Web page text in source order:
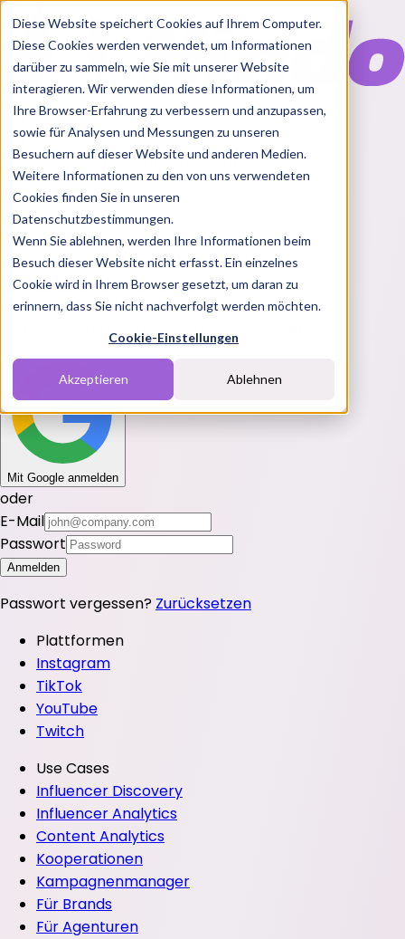
Diese Website speichert Cookies auf Ihrem Computer.
Diese Cookies werden verwendet, um Informationen
darüber zu sammeln, wie Sie mit unserer Website
interagieren. Wir verwenden diese Informationen, um
Ihre Browser-Erfahrung zu verbessern und anzupassen,
sowie für Analysen und Messungen zu unseren
Besuchern auf dieser Website und anderen Medien.
Weitere Informationen zu den von uns verwendeten
Cookies finden Sie in unseren
Datenschutzbestimmungen.
Wenn Sie ablehnen, werden Ihre Informationen beim
Besuch dieser Website nicht erfasst. Ein einzelnes
Cookie wird in Ihrem Browser gesetzt, um daran zu
erinnern, dass Sie nicht nachverfolgt werden möchten.
Cookie-Einstellungen
Akzeptieren Ablehnen
Features
Solutions
BlogChartsRabatt CodesPakete
Login
Melde dich bei Nindo an
Du hast noch keinen Account?
Mit Google anmelden
oder
E-Mail
Passwort
Anmelden
Passwort vergessen? Zurücksetzen
Plattformen
Instagram
TikTok
YouTube
Twitch
Use Cases
Influencer Discovery
Influencer Analytics
Content Analytics
Kooperationen
Kampagnenmanager
Für Brands
Für Agenturen